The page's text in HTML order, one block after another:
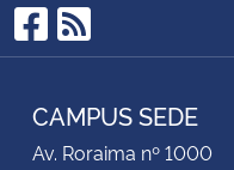
Facebook
RSS
CAMPUS SEDE
Av. Roraima nº 1000